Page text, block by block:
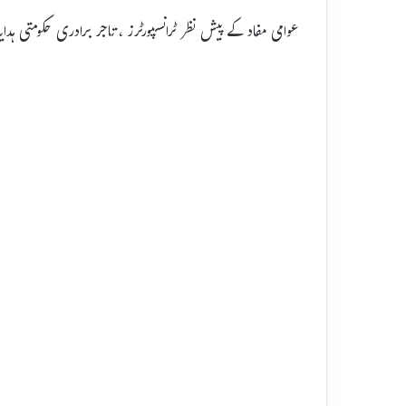
عوامی مفاد کے پیش نظر ٹرانسپورٹرز ، تاجر برادری